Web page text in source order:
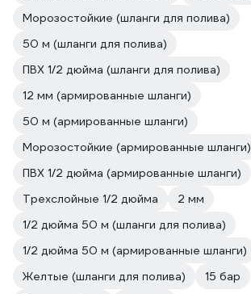
Морозостойкие (шланги для полива)
50 м (шланги для полива)
ПВХ 1/2 дюйма (шланги для полива)
12 мм (армированные шланги)
50 м (армированные шланги)
Морозостойкие (армированные шланги)
ПВХ 1/2 дюйма (армированные шланги)
Трехслойные 1/2 дюйма
2 мм
1/2 дюйма 50 м (шланги для полива)
1/2 дюйма 50 м (армированные шланги)
Желтые (шланги для полива)
15 бар